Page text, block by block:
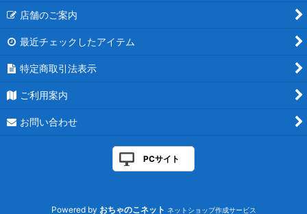
店舗のご案内
最近チェックしたアイテム
特定商取引法表示
ご利用案内
お問い合わせ
PCサイト
Powered by おちゃのこネット ネットショップ作成サービス